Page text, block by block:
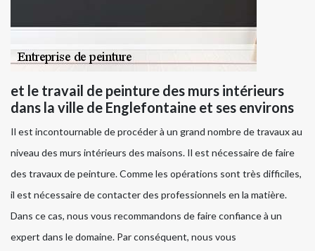
et le travail de peinture des murs intérieurs
dans la ville de Englefontaine et ses environs
Il est incontournable de procéder à un grand nombre de travaux au
niveau des murs intérieurs des maisons. Il est nécessaire de faire
des travaux de peinture. Comme les opérations sont très difficiles,
il est nécessaire de contacter des professionnels en la matière.
Dans ce cas, nous vous recommandons de faire confiance à un
expert dans le domaine. Par conséquent, nous vous